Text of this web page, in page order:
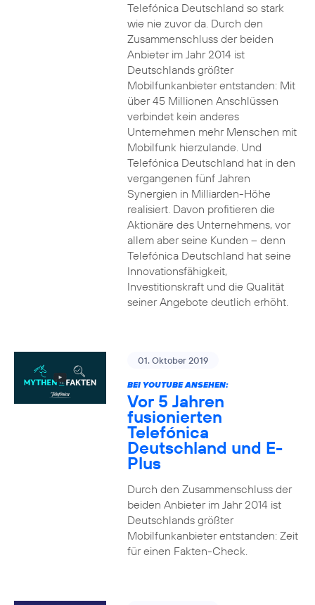
Telefónica Deutschland so stark
wie nie zuvor da. Durch den
Zusammenschluss der beiden
Anbieter im Jahr 2014 ist
Deutschlands größter
Mobilfunkanbieter entstanden: Mit
über 45 Millionen Anschlüssen
verbindet kein anderes
Unternehmen mehr Menschen mit
Mobilfunk hierzulande. Und
Telefónica Deutschland hat in den
vergangenen fünf Jahren
Synergien in Milliarden-Höhe
realisiert. Davon profitieren die
Aktionäre des Unternehmens, vor
allem aber seine Kunden – denn
Telefónica Deutschland hat seine
Innovationsfähigkeit,
Investitionskraft und die Qualität
seiner Angebote deutlich erhöht.
01. Oktober 2019
BEI YOUTUBE ANSEHEN:
Vor 5 Jahren
fusionierten
Telefónica
Deutschland und E-
Plus
Durch den Zusammenschluss der
beiden Anbieter im Jahr 2014 ist
Deutschlands größter
Mobilfunkanbieter entstanden: Zeit
für einen Fakten-Check.